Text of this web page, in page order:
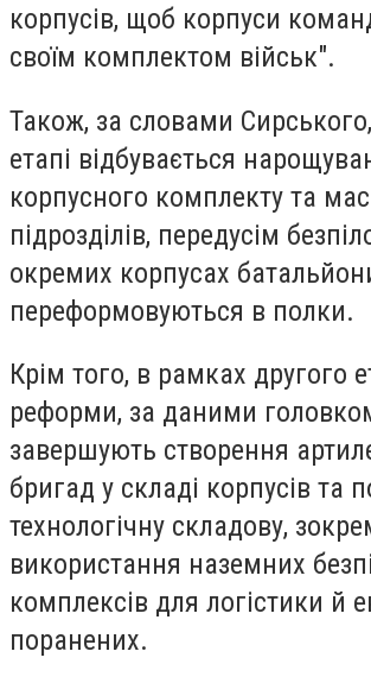
корпусів, щоб корпуси
своїм комплектом військ".
Також, за словами
етапі відбувається
корпусного комплекту та
підрозділів, передусім
окремих корпусах
переформовуються в полки.
Крім того, в рамках другого
реформи, за даними
завершують створення
бригад у складі корпусів та
технологічну складову,
використання наземних
комплексів для логістики й
поранених.